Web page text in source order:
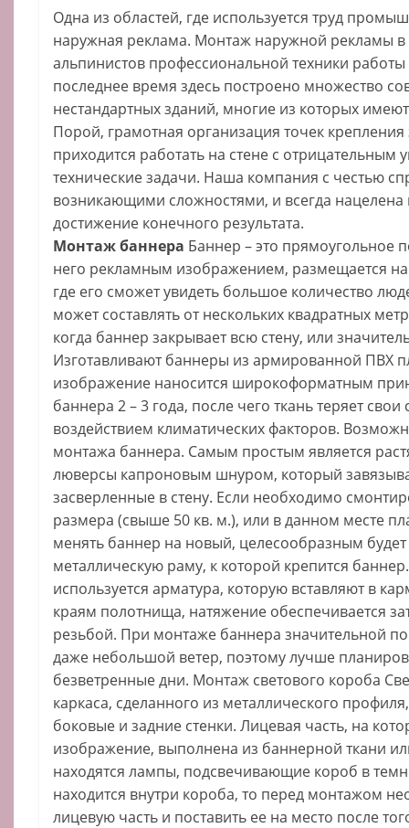
Одна из областей, где используется труд
наружная реклама. Монтаж наружной рекламы в
альпинистов профессиональной техники работы
последнее время здесь построено множество
нестандартных зданий, многие из которых
Порой, грамотная организация точек
приходится работать на стене с отрицательным
технические задачи. Наша компания с честью
возникающими сложностями, и всегда
достижение конечного результата.
Монтаж баннера Баннер – это прямоугольное
него рекламным изображением, размещается на
где его сможет увидеть большое количество
может составлять от нескольких квадратных
когда баннер закрывает всю стену, или
Изготавливают баннеры из армированной ПВХ
изображение наносится широкоформатным
баннера 2 – 3 года, после чего ткань теряет свои
воздействием климатических факторов.
монтажа баннера. Самым простым является
люверсы капроновым шнуром, который
засверленные в стену. Если необходимо
размера (свыше 50 кв. м.), или в данном месте
менять баннер на новый, целесообразным будет
металлическую раму, к которой крепится
используется арматура, которую вставляют в
краям полотнища, натяжение обеспечивается
резьбой. При монтаже баннера значительной
даже небольшой ветер, поэтому лучше
безветренные дни. Монтаж светового короба
каркаса, сделанного из металлического
боковые и задние стенки. Лицевая часть, на
изображение, выполнена из баннерной ткани
находятся лампы, подсвечивающие короб в
находится внутри короба, то перед монтажом
лицевую часть и поставить ее на место после